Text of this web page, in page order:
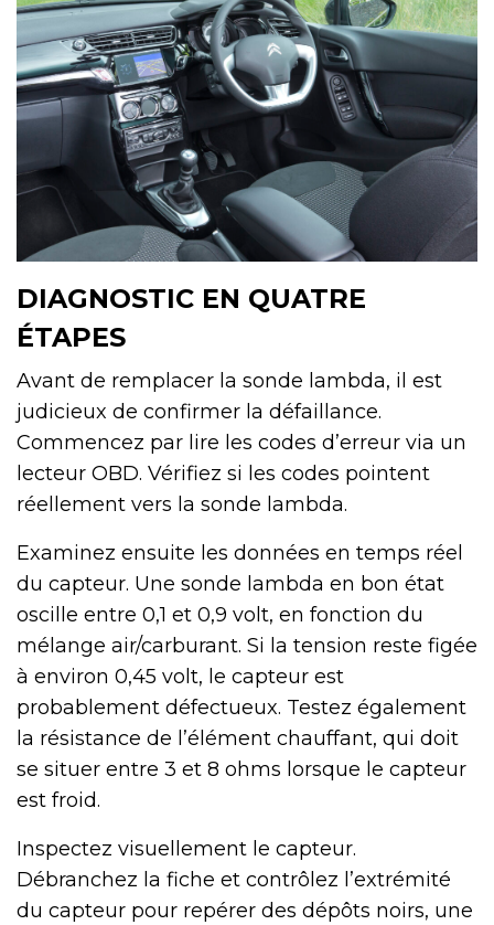
DIAGNOSTIC EN QUATRE
ÉTAPES
Avant de remplacer la sonde lambda, il est
judicieux de confirmer la défaillance.
Commencez par lire les codes d’erreur via un
lecteur OBD. Vérifiez si les codes pointent
réellement vers la sonde lambda.
Examinez ensuite les données en temps réel
du capteur. Une sonde lambda en bon état
oscille entre 0,1 et 0,9 volt, en fonction du
mélange air/carburant. Si la tension reste figée
à environ 0,45 volt, le capteur est
probablement défectueux. Testez également
la résistance de l’élément chauffant, qui doit
se situer entre 3 et 8 ohms lorsque le capteur
est froid.
Inspectez visuellement le capteur.
Débranchez la fiche et contrôlez l’extrémité
du capteur pour repérer des dépôts noirs, une